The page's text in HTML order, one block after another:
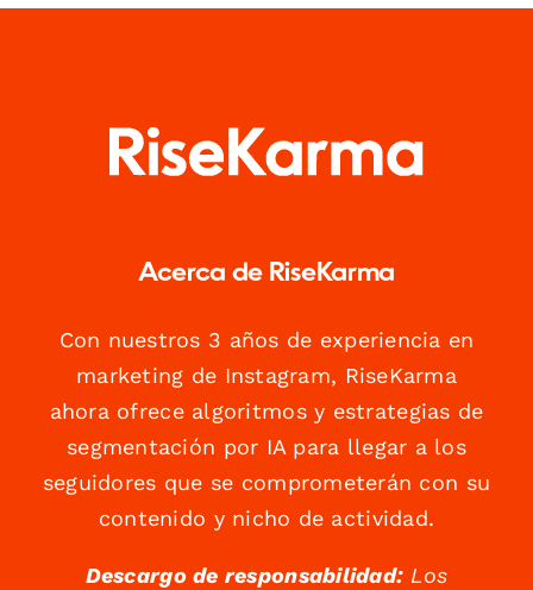
Acerca de RiseKarma
Con nuestros 3 años de experiencia en
marketing de Instagram, RiseKarma
ahora ofrece algoritmos y estrategias de
segmentación por IA para llegar a los
seguidores que se comprometerán con su
contenido y nicho de actividad.
Descargo de responsabilidad:Los